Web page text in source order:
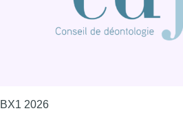
BX1 2026